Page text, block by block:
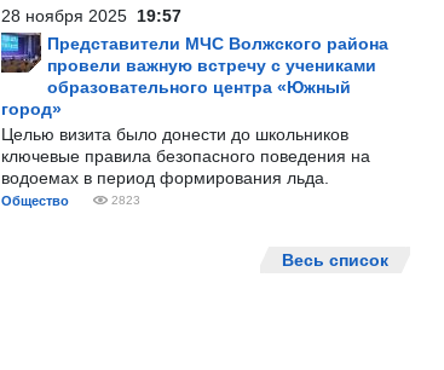
28 ноября 2025 19:57
Представители МЧС Волжского района
провели важную встречу с учениками
образовательного центра «Южный
город»
Целью визита было донести до школьников
ключевые правила безопасного поведения на
водоемах в период формирования льда.
Общество 2823
Весь список